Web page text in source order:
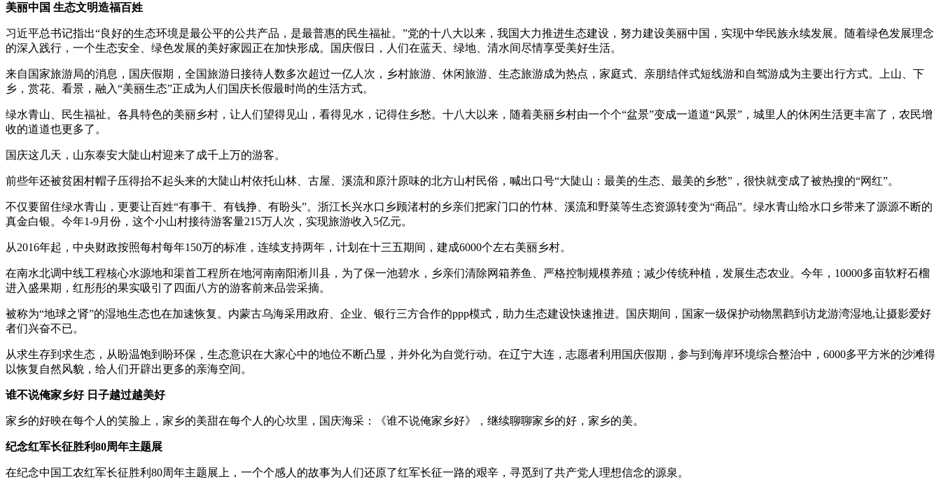
美丽中国 生态文明造福百姓
习近平总书记指出“良好的生态环境是最公平的公共产品，是最普惠的民生福祉。”党的十八大以来，我国大力推进生态建设，努力建设美丽中国，实现中华民族永续发展。随着绿色发展理念
的深入践行，一个生态安全、绿色发展的美好家园正在加快形成。国庆假日，人们在蓝天、绿地、清水间尽情享受美好生活。
来自国家旅游局的消息，国庆假期，全国旅游日接待人数多次超过一亿人次，乡村旅游、休闲旅游、生态旅游成为热点，家庭式、亲朋结伴式短线游和自驾游成为主要出行方式。上山、下
乡，赏花、看景，融入“美丽生态”正成为人们国庆长假最时尚的生活方式。
绿水青山、民生福祉。各具特色的美丽乡村，让人们望得见山，看得见水，记得住乡愁。十八大以来，随着美丽乡村由一个个“盆景”变成一道道“风景”，城里人的休闲生活更丰富了，农民增
收的道道也更多了。
国庆这几天，山东泰安大陡山村迎来了成千上万的游客。
前些年还被贫困村帽子压得抬不起头来的大陡山村依托山林、古屋、溪流和原汁原味的北方山村民俗，喊出口号“大陡山：最美的生态、最美的乡愁”，很快就变成了被热搜的“网红”。
不仅要留住绿水青山，更要让百姓“有事干、有钱挣、有盼头”。浙江长兴水口乡顾渚村的乡亲们把家门口的竹林、溪流和野菜等生态资源转变为“商品”。绿水青山给水口乡带来了源源不断的
真金白银。今年1-9月份，这个小山村接待游客量215万人次，实现旅游收入5亿元。
从2016年起，中央财政按照每村每年150万的标准，连续支持两年，计划在十三五期间，建成6000个左右美丽乡村。
在南水北调中线工程核心水源地和渠首工程所在地河南南阳淅川县，为了保一池碧水，乡亲们清除网箱养鱼、严格控制规模养殖；减少传统种植，发展生态农业。今年，10000多亩软籽石榴
进入盛果期，红彤彤的果实吸引了四面八方的游客前来品尝采摘。
被称为“地球之肾”的湿地生态也在加速恢复。内蒙古乌海采用政府、企业、银行三方合作的ppp模式，助力生态建设快速推进。国庆期间，国家一级保护动物黑鹳到访龙游湾湿地,让摄影爱好
者们兴奋不已。
从求生存到求生态，从盼温饱到盼环保，生态意识在大家心中的地位不断凸显，并外化为自觉行动。在辽宁大连，志愿者利用国庆假期，参与到海岸环境综合整治中，6000多平方米的沙滩得
以恢复自然风貌，给人们开辟出更多的亲海空间。
谁不说俺家乡好 日子越过越美好
家乡的好映在每个人的笑脸上，家乡的美甜在每个人的心坎里，国庆海采：《谁不说俺家乡好》，继续聊聊家乡的好，家乡的美。
纪念红军长征胜利80周年主题展
在纪念中国工农红军长征胜利80周年主题展上，一个个感人的故事为人们还原了红军长征一路的艰辛，寻觅到了共产党人理想信念的源泉。